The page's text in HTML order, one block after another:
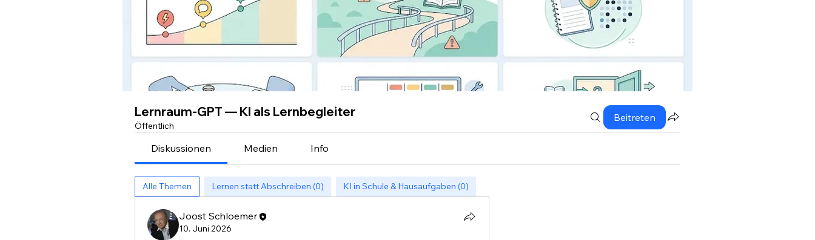
Lernraum-GPT — KI als Lernbegleiter
Öffentlich
Beitreten
Diskussionen Medien Info
Alle Themen Lernen statt Abschreiben (0) KI in Schule & Hausaufgaben (0)
Joost Schloemer
10. Juni 2026